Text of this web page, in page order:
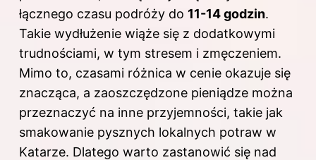
łącznego czasu podróży do 11-14 godzin.
Takie wydłużenie wiąże się z dodatkowymi
trudnościami, w tym stresem i zmęczeniem.
Mimo to, czasami różnica w cenie okazuje się
znacząca, a zaoszczędzone pieniądze można
przeznaczyć na inne przyjemności, takie jak
smakowanie pysznych lokalnych potraw w
Katarze. Dlatego warto zastanowić się nad